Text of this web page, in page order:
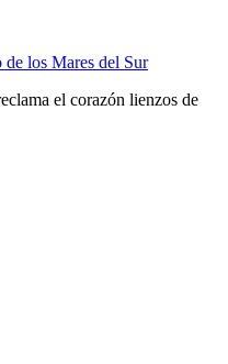
de los Mares del Sur
el corazón lienzos de